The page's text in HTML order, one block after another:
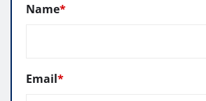
Name*
Email*